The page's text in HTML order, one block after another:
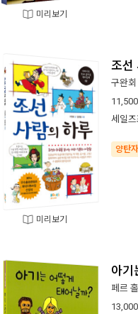
미리보기
미리보기
조선
구완회
11,500
세일
양탄
아기
페르
13,000